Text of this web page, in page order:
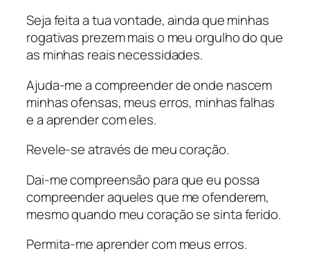
Seja feita a tua vontade, ainda que minhas
rogativas prezem mais o meu orgulho do que
as minhas reais necessidades.
Ajuda-me a compreender de onde nascem
minhas ofensas, meus erros, minhas falhas
e a aprender com eles.
Revele-se através de meu coração.
Dai-me compreensão para que eu possa
compreender aqueles que me ofenderem,
mesmo quando meu coração se sinta ferido.
Permita-me aprender com meus erros.